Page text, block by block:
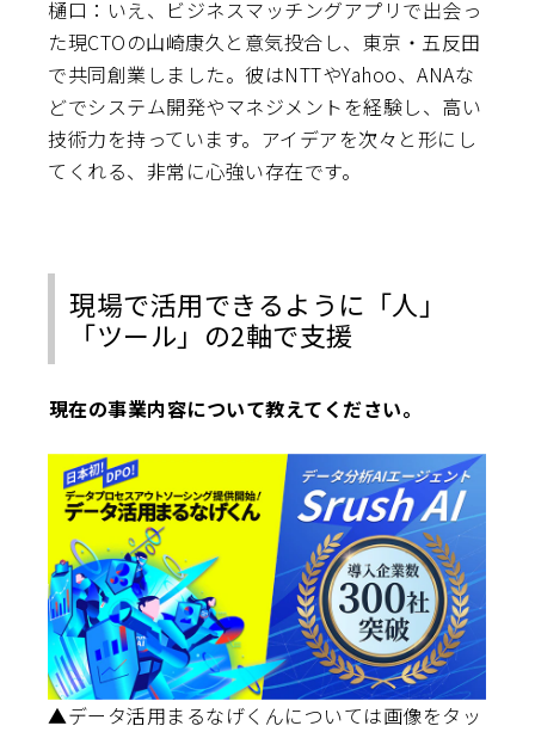
樋口：いえ、ビジネスマッチングアプリで出会っ
た現CTOの山崎康久と意気投合し、東京・五反田
で共同創業しました。彼はNTTやYahoo、ANAな
どでシステム開発やマネジメントを経験し、高い
技術力を持っています。アイデアを次々と形にし
てくれる、非常に心強い存在です。
現場で活用できるように「人」
「ツール」の2軸で支援
――現在の事業内容について教えてください。
▲データ活用まるなげくんについては画像をタッ